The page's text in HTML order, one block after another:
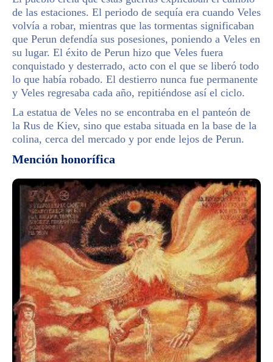
de las estaciones. El periodo de sequía era cuando Veles
volvía a robar, mientras que las tormentas significaban
que Perun defendía sus posesiones, poniendo a Veles en
su lugar. El éxito de Perun hizo que Veles fuera
conquistado y desterrado, acto con el que se liberó todo
lo que había robado. El destierro nunca fue permanente
y Veles regresaba cada año, repitiéndose así el ciclo.
La estatua de Veles no se encontraba en el panteón de
la Rus de Kiev, sino que estaba situada en la base de la
colina, cerca del mercado y por ende lejos de Perun.
Mención honorífica